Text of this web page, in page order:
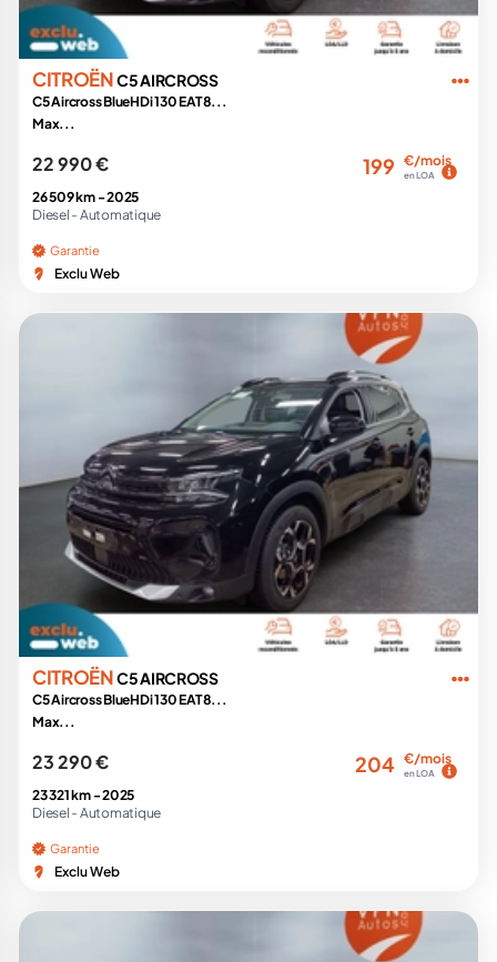
CITROËNC5 AIRCROSS
C5 Aircross BlueHDi 130 EAT8...
Max...
22 990 € 199 €/mois
en LOA
26 509 km -2025
Diesel - Automatique
Garantie
Exclu Web
CITROËNC5 AIRCROSS
C5 Aircross BlueHDi 130 EAT8...
Max...
23 290 € 204 €/mois
en LOA
23 321 km -2025
Diesel - Automatique
Garantie
Exclu Web